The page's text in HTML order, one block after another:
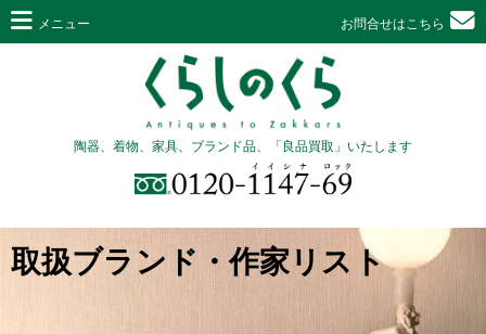
メニュー お問合せはこちら
陶器、着物、家具、ブランド品、「良品買取」いたします
取扱ブランド・作家リスト